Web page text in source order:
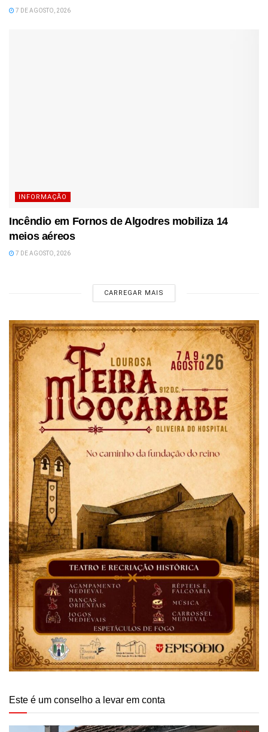
7 DE AGOSTO, 2026
INFORMAÇÃO
Incêndio em Fornos de Algodres mobiliza 14
meios aéreos
7 DE AGOSTO, 2026
CARREGAR MAIS
Este é um conselho a levar em conta